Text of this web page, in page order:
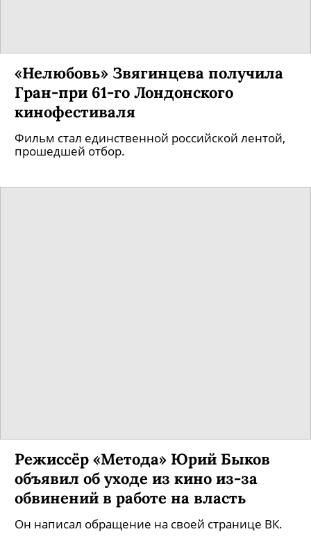
«Нелюбовь» Звягинцева получила
Гран-при 61-го Лондонского
кинофестиваля
Фильм стал единственной российской лентой,
прошедшей отбор.
Режиссёр «Метода» Юрий Быков
объявил об уходе из кино из-за
обвинений в работе на власть
Он написал обращение на своей странице ВК.